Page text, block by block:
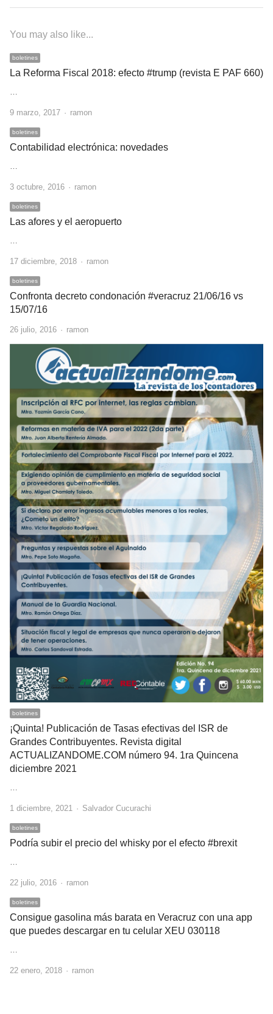
You may also like...
boletines
La Reforma Fiscal 2018: efecto #trump (revista E PAF 660)
9 marzo, 2017 Author
ramon
boletines
Contabilidad electrónica: novedades
3 octubre, 2016 Author
ramon
boletines
Las afores y el aeropuerto
17 diciembre, 2018 Author
ramon
boletines
Confronta decreto condonación #veracruz 21/06/16 vs
15/07/16
26 julio, 2016 Author
ramon
boletines
¡Quinta! Publicación de Tasas efectivas del ISR de
Grandes Contribuyentes. Revista digital
ACTUALIZANDOME.COM número 94. 1ra Quincena
diciembre 2021
…
1 diciembre, 2021 Author
Salvador Cucurachi
boletines
Podría subir el precio del whisky por el efecto #brexit
…
22 julio, 2016 Author
ramon
boletines
Consigue gasolina más barata en Veracruz con una app
que puedes descargar en tu celular XEU 030118
…
22 enero, 2018 Author
ramon